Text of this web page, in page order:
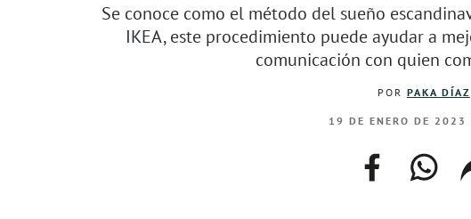
Se conoce como el método del sueño
IKEA, este procedimiento puede ayudar a
comunicación con quien
POR PAKA DÍAZ
19 DE ENERO DE
facebook
web